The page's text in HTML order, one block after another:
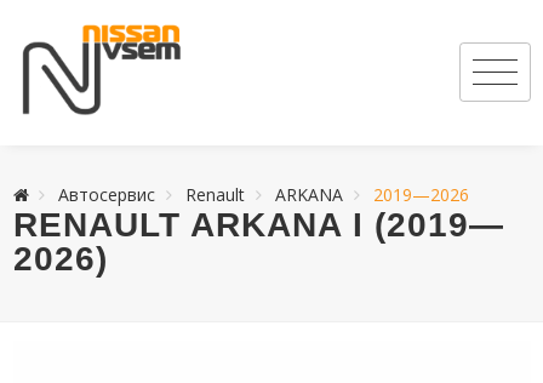
Автосервис Renault ARKANA 2019—2026
RENAULT ARKANA I (2019—
2026)